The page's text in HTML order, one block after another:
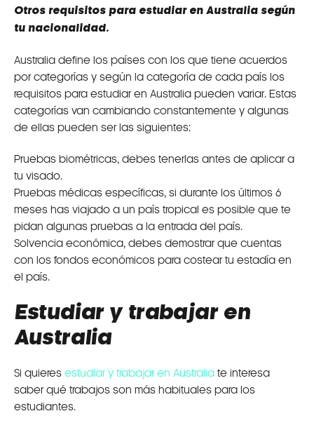
Otros requisitos para estudiar en Australia según
tu nacionalidad.
Australia define los países con los que tiene acuerdos
por categorías y según la categoría de cada país los
requisitos para estudiar en Australia pueden variar. Estas
categorías van cambiando constantemente y algunas
de ellas pueden ser las siguientes:
Pruebas biométricas, debes tenerlas antes de aplicar a
tu visado.
Pruebas médicas específicas, si durante los últimos 6
meses has viajado a un país tropical es posible que te
pidan algunas pruebas a la entrada del país.
Solvencia económica, debes demostrar que cuentas
con los fondos económicos para costear tu estadía en
el país.
Estudiar y trabajar en
Australia
Si quieres estudiar y trabajar en Australia te interesa
saber qué trabajos son más habituales para los
estudiantes.